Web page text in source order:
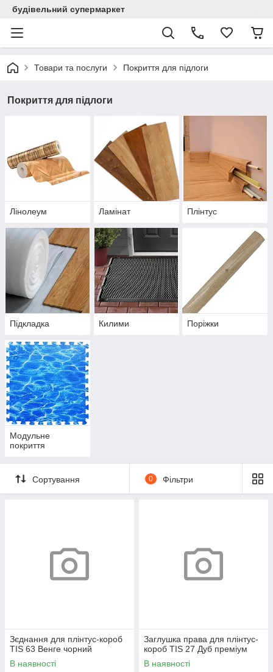
будівельний супермаркет
Товари та послуги Покриття для підлоги
Покриття для підлоги
Лінолеум Ламінат Плінтус
Підкладка Килими Поріжки
Модульне
покриття
Сортування 0 Фільтри
Зєднання для плінтус-короб
TIS 63 Венге чорний
В наявності
Заглушка права для плінтус-
короб TIS 27 Дуб преміум
В наявності